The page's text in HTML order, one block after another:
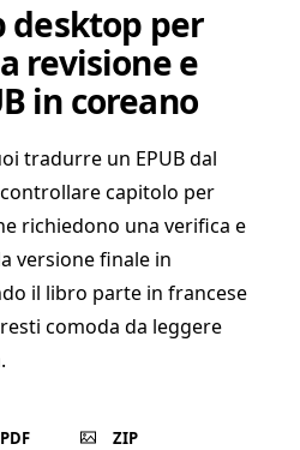
desktop per
revisione e
in coreano
tradurre un EPUB dal
capitolo per
richiedono una verifica e
versione finale in
il libro parte in francese
comoda da leggere
PDF ZIP